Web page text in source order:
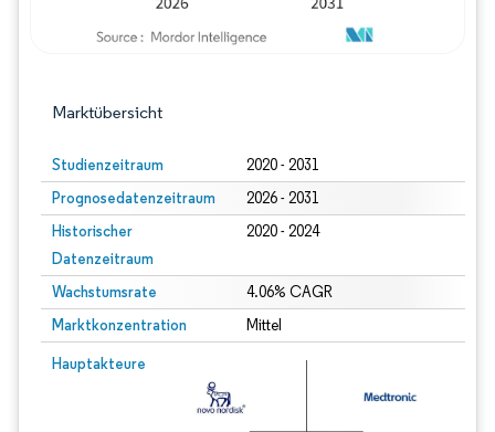
Marktübersicht
Studienzeitraum 2020 - 2031
Prognosedatenzeitraum 2026 - 2031
Historischer
Datenzeitraum
2020 - 2024
Wachstumsrate 4.06% CAGR
Marktkonzentration Mittel
Hauptakteure
Bild © Mordor Intelligence. Wiederverwendung erfordert Namensnennung